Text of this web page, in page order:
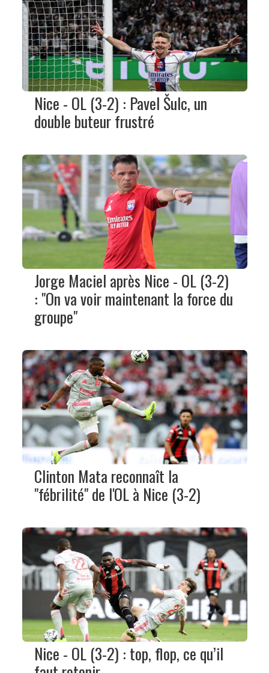
Nice - OL (3-2) : Pavel Šulc, un
double buteur frustré
Jorge Maciel après Nice - OL (3-2)
: "On va voir maintenant la force du
groupe"
Clinton Mata reconnaît la
"fébrilité" de l'OL à Nice (3-2)
Nice - OL (3-2) : top, flop, ce qu’il